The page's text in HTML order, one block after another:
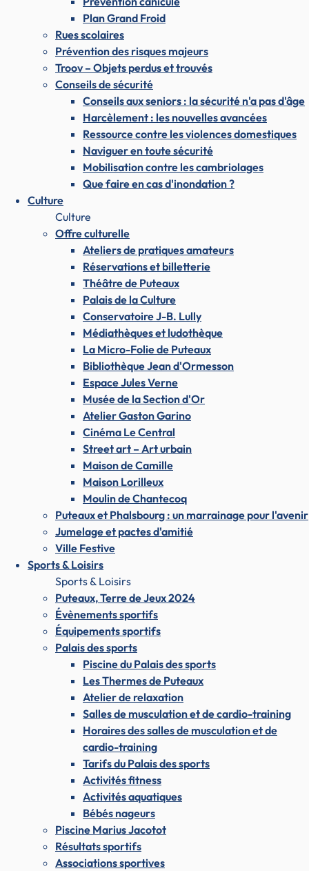
Plan Grand Froid
Rues scolaires
Prévention des risques majeurs
Troov – Objets perdus et trouvés
Conseils de sécurité
Conseils aux seniors : la sécurité n'a pas d'âge
Harcèlement : les nouvelles avancées
Ressource contre les violences domestiques
Naviguer en toute sécurité
Mobilisation contre les cambriolages
Que faire en cas d'inondation ?
Culture
Culture
Offre culturelle
Ateliers de pratiques amateurs
Réservations et billetterie
Théâtre de Puteaux
Palais de la Culture
Conservatoire J-B. Lully
Médiathèques et ludothèque
La Micro-Folie de Puteaux
Bibliothèque Jean d'Ormesson
Espace Jules Verne
Musée de la Section d'Or
Atelier Gaston Garino
Cinéma Le Central
Street art – Art urbain
Maison de Camille
Maison Lorilleux
Moulin de Chantecoq
Puteaux et Phalsbourg : un marrainage pour l'avenir
Jumelage et pactes d'amitié
Ville Festive
Sports & Loisirs
Sports & Loisirs
Puteaux, Terre de Jeux 2024
Évènements sportifs
Équipements sportifs
Palais des sports
Piscine du Palais des sports
Les Thermes de Puteaux
Atelier de relaxation
Salles de musculation et de cardio-training
Horaires des salles de musculation et de
cardio-training
Tarifs du Palais des sports
Activités fitness
Activités aquatiques
Bébés nageurs
Piscine Marius Jacotot
Résultats sportifs
Associations sportives